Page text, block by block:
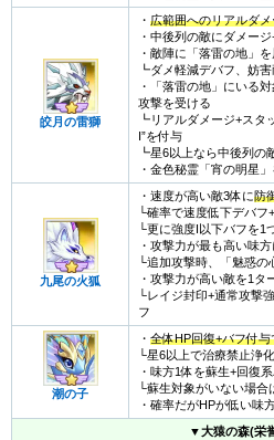
皎月の雷獅
・ 広範囲へのリアルダ
・中後列の敵にダメー
・敵陣に「落雷の地」を
┗ダメ軽減デバフ、妨
・「落雷の地」にいる
攻撃を受ける
┗リアルダメージ+スタ
I”を付与
┗星6以上なら中後列の
・金色秘霊「宵の明星
九尾の火狐
・速度が高い敵3体に防
└確率で速度低下デバフ
└更に強度I以下バフを1
・攻撃力が最も高い味
└追加攻撃時、「魅惑の
・攻撃力が高い敵を1タ
└レイジ封印+通常攻撃
フ
潮の子
・ 全体HP回復+バフ付
└星6以上で治療禁止浄
・味方1体を蘇生+回復
└蘇生対象がいない場合
・確率だがHPが低い味
▼大猿の森(栄